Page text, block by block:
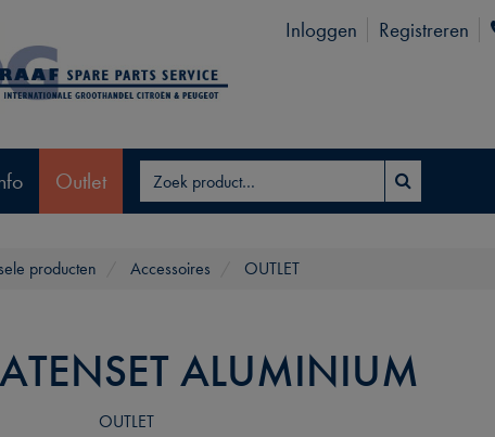
Inloggen Registreren
Outlet
producten Accessoires OUTLET
ALUMINIUM
OUTLET